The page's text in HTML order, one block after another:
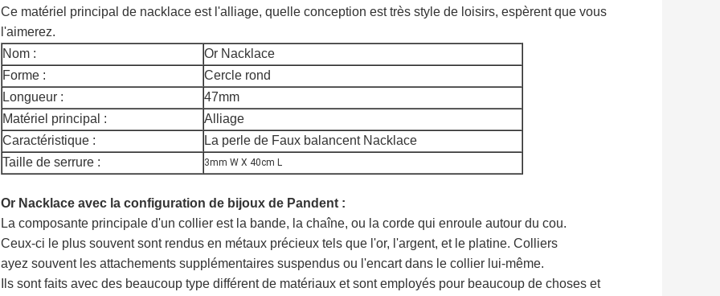
Ce matériel principal de nacklace est l'alliage, quelle conception est très style de loisirs, espèrent que vous
l'aimerez.
Nom :
Or Nacklace
Forme :
Cercle rond
Longueur :
47mm
Matériel principal :
Alliage
Caractéristique :
La perle de Faux balancent Nacklace
Taille de serrure :
3mm W X 40cm L
Or Nacklace avec la configuration de bijoux de Pandent :
La composante principale d'un collier est la bande, la chaîne, ou la corde qui enroule autour du cou.
Ceux-ci le plus souvent sont rendus en métaux précieux tels que l'or, l'argent, et le platine. Colliers
ayez souvent les attachements supplémentaires suspendus ou l'encart dans le collier lui-même.
Ils sont faits avec des beaucoup type différent de matériaux et sont employés pour beaucoup de choses et